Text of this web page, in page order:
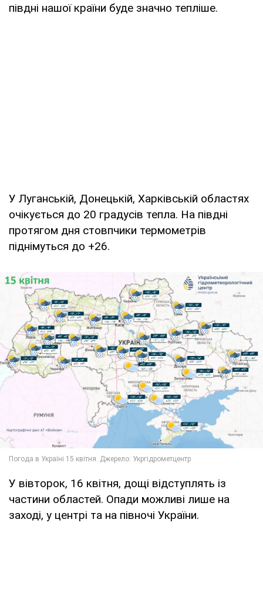
півдні нашої країни буде значно тепліше.
У Луганській, Донецькій, Харківській областях
очікується до 20 градусів тепла. На півдні
протягом дня стовпчики термометрів
піднімуться до +26.
У вівторок, 16 квітня, дощі відступлять із
частини областей. Опади можливі лише на
заході, у центрі та на півночі України.